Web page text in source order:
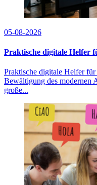
05-08-2026
Praktische digitale Helfer
Praktische digitale Helfer
Bewältigung des modernen
große...